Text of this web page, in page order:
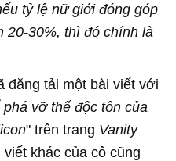
tỷ lệ nữ giới đóng góp
20-30%, thì đó chính là
đăng tải một bài viết với
vỡ thế độc tôn của
" trên trang Vanity
khác của cô cũng